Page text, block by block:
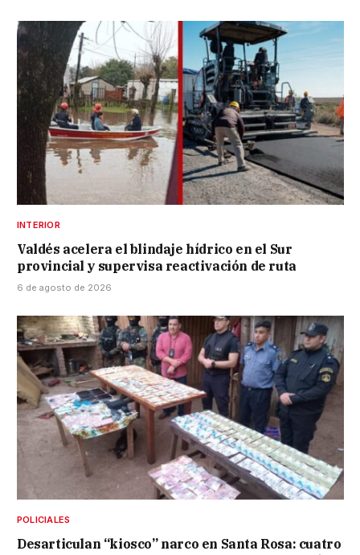
INTERIOR
Valdés acelera el blindaje hídrico en el Sur
provincial y supervisa reactivación de ruta
6 de agosto de 2026
POLICIALES
Desarticulan “kiosco” narco en Santa Rosa: cuatro